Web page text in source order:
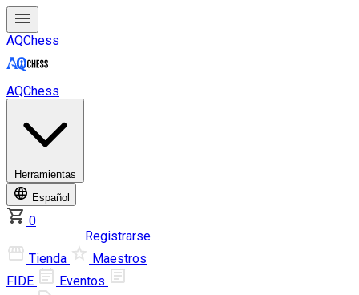
AQChess
AQChess
Herramientas
Español
0
Registrarse
Tienda
Maestros
FIDE
Eventos